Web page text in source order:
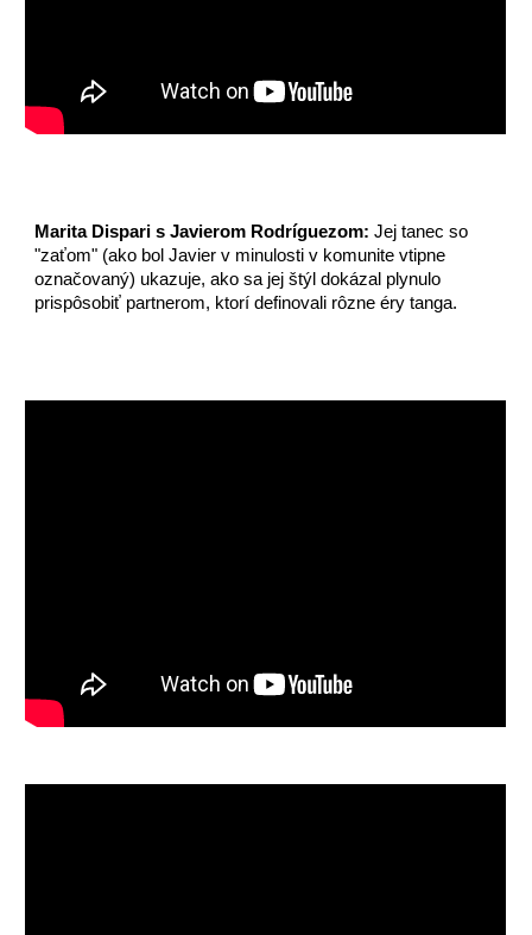
Marita Dispari s Javierom Rodríguezom: Jej tanec so
"zaťom" (ako bol Javier v minulosti v komunite vtipne
označovaný) ukazuje, ako sa jej štýl dokázal plynulo
prispôsobiť partnerom, ktorí definovali rôzne éry tanga.